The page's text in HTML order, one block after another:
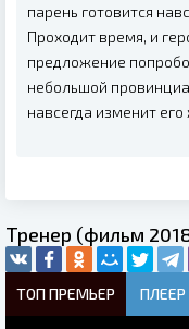
парень готовится
Проходит время, и
предложение
небольшой
навсегда изменит его
Тренер (фильм
ТОП ПРЕМЬЕР ПЛЕЕР